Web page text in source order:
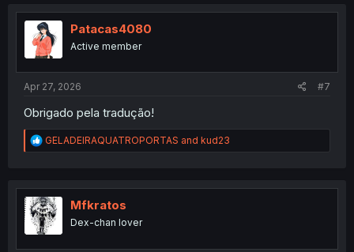
i
o
n
s
Patacas4080
Active member
Apr 27, 2026 #7
Obrigado pela tradução!
R
e
t
i
o
n
GELADEIRAQUATROPORTAS and kud23
Mfkratos
Dex-chan lover